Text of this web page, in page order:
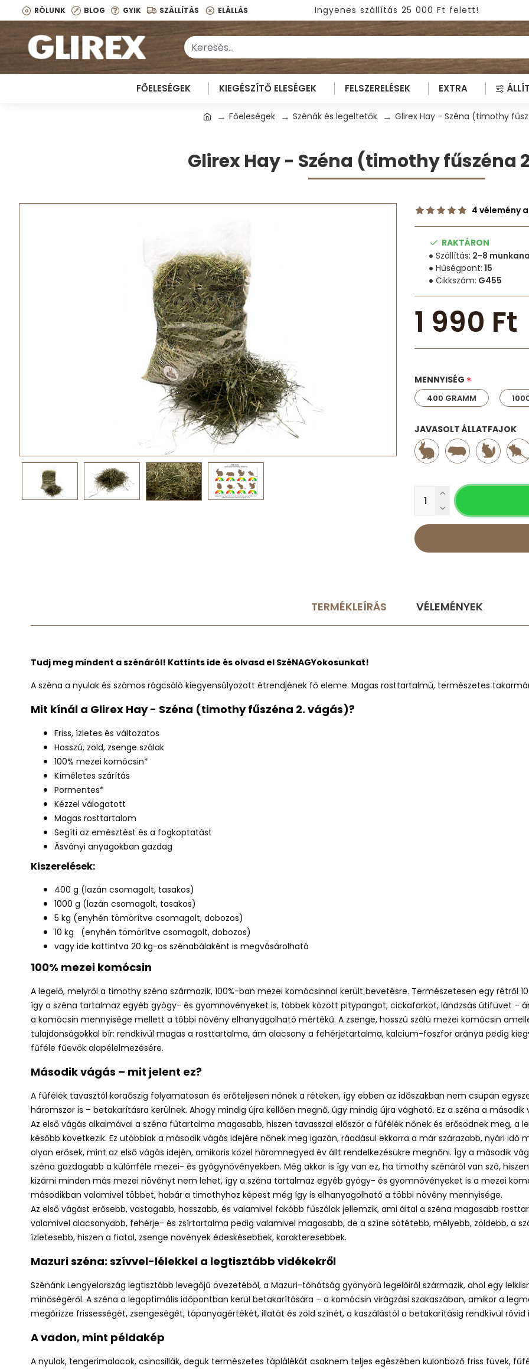
RÓLUNK BLOG GYIK SZÁLLÍTÁS ELÁLLÁS Ingyenes szállítás 25 000 Ft felett!
FŐELESÉGEK KIEGÉSZÍTŐ ELESÉGEK FELSZERELÉSEK EXTRA
Főeleségek Szénák és legeltetők Glirex Hay - Széna (timothy
Glirex Hay - Széna (timothy fűszéna
RAKTÁRON
Hűségpont: 15
Cikkszám: G455
Szállítás: 2-8
4 vélemény
1 990 Ft
MENNYISÉG
400 GRAMM
JAVASOLT ÁLLATFAJOK
TERMÉKLEÍRÁS VÉLEMÉNYEK
Tudj meg mindent a szénáról! Kattints ide és olvasd el SzéNAGYokosunkat!
A széna a nyulak és számos rágcsáló kiegyensúlyozott étrendjének fő eleme. Magas rosttartalmú, természetes
Mit kínál a Glirex Hay - Széna (timothy fűszéna 2. vágás)?
Friss, ízletes és változatos
Hosszú, zöld, zsenge szálak
100% mezei komócsin*
Kíméletes szárítás
Pormentes*
Kézzel válogatott
Magas rosttartalom
Segíti az emésztést és a fogkoptatást
Ásványi anyagokban gazdag
Kiszerelések:
400 g (lazán csomagolt, tasakos)
1000 g (lazán csomagolt, tasakos)
5 kg (enyhén tömörítve csomagolt, dobozos)
10 kg (enyhén tömörítve csomagolt, dobozos)
vagy ide kattintva 20 kg-os szénabálaként is megvásárolható
100% mezei komócsin
A legelő, melyről a timothy széna származik, 100%-ban mezei komócsinnal került bevetésre. Természetesen egy rétről
így a széna tartalmaz egyéb gyógy- és gyomnövényeket is, többek között pitypangot, cickafarkot, lándzsás útifüvet –
a komócsin mennyisége mellett a többi növény elhanyagolható mértékű. A zsenge, hosszú szálú mezei komócsin
tulajdonságokkal bír: rendkívül magas a rosttartalma, ám alacsony a fehérjetartalma, kalcium-foszfor aránya pedig
fűféle fűevők alapélelmezésére.
Második vágás – mit jelent ez?
A fűfélék tavasztól koraőszig folyamatosan és erőteljesen nőnek a réteken, így ebben az időszakban nem csupán
háromszor is – betakarításra kerülnek. Ahogy mindig újra kellően megnő, úgy mindig újra vágható. Ez a széna a második
Az első vágás alkalmával a széna fűtartalma magasabb, hiszen tavasszal először a fűfélék nőnek és erősödnek meg, a
később következik. Ez utóbbiak a második vágás idejére nőnek meg igazán, ráadásul ekkorra a már szárazabb, nyári
olyan erősek, mint az első vágás idején, amikoris közel háromnegyed év állt rendelkezésükre megnőni. Így a második
széna gazdagabb a különféle mezei- és gyógynövényekben. Még akkor is így van ez, ha timothy szénáról van szó,
kizárni minden más mezei növényt nem lehet, így a széna tartalmaz egyéb gyógy- és gyomnövényeket is a mezei
másodikban valamivel többet, habár a timothyhoz képest még így is elhanyagolható a többi növény mennyisége.
Az első vágást erősebb, vastagabb, hosszabb, és valamivel fakóbb fűszálak jellemzik, ami által a széna magasabb
valamivel alacsonyabb, fehérje- és zsírtartalma pedig valamivel magasabb, de a színe sötétebb, mélyebb, zöldebb, a
ízletesebb, hiszen a fiatal, zsenge növények édeskésebbek, karakteresebbek.
Mazuri széna: szívvel-lélekkel a legtisztább vidékekről
Szénánk Lengyelország legtisztább levegőjű övezetéből, a Mazuri-tóhátság gyönyörű legelőiről származik, ahol egy
minőségéről. A széna a legoptimális időpontban kerül betakarítására – a komócsin virágzási szakaszában, amikor a
megőrizze frissességét, zsengeségét, tápanyagértékét, illatát és zöld színét, a kaszálástól a betakarításig rendkívül
A vadon, mint példakép
A nyulak, tengerimalacok, csincsillák, deguk természetes táplálékát csaknem teljes egészében különböző friss füvek,